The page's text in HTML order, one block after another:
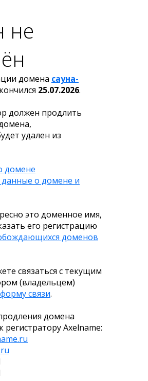
не
домена сауна-
25.07.2026.
должен продлить
удален из
домене
о домене и
это доменное имя,
его регистрацию
доменов
связаться с текущим
(владельцем)
форму связи.
домена
Axelname: